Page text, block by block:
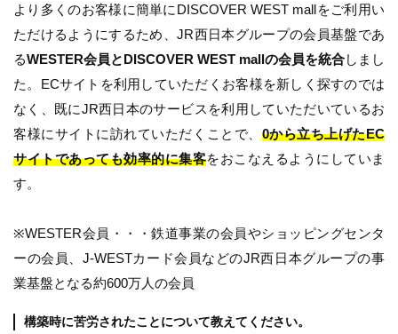
より多くのお客様に簡単にDISCOVER WEST mallをご利用い
ただけるようにするため、JR西日本グループの会員基盤であ
るWESTER会員とDISCOVER WEST mallの会員を統合しまし
た。ECサイトを利用していただくお客様を新しく探すのでは
なく、既にJR西日本のサービスを利用していただいているお
客様にサイトに訪れていただくことで、 0から立ち上げたEC
サイトであっても効率的に集客をおこなえるようにしていま
す。
※WESTER会員・・・鉄道事業の会員やショッピングセンタ
ーの会員、J-WESTカード会員などのJR西日本グループの事
業基盤となる約600万人の会員
構築時に苦労されたことについて教えてください。